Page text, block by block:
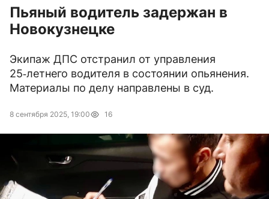
Пьяный водитель задержан в
Новокузнецке
Экипаж ДПС отстранил от управления
25‑летнего водителя в состоянии опьянения.
Материалы по делу направлены в суд.
8 сентября 2025, 19:00 16